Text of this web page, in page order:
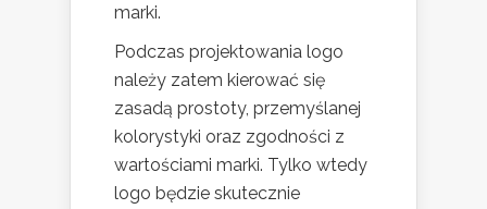
marki.
Podczas projektowania logo
należy zatem kierować się
zasadą prostoty, przemyślanej
kolorystyki oraz zgodności z
wartościami marki. Tylko wtedy
logo będzie skutecznie